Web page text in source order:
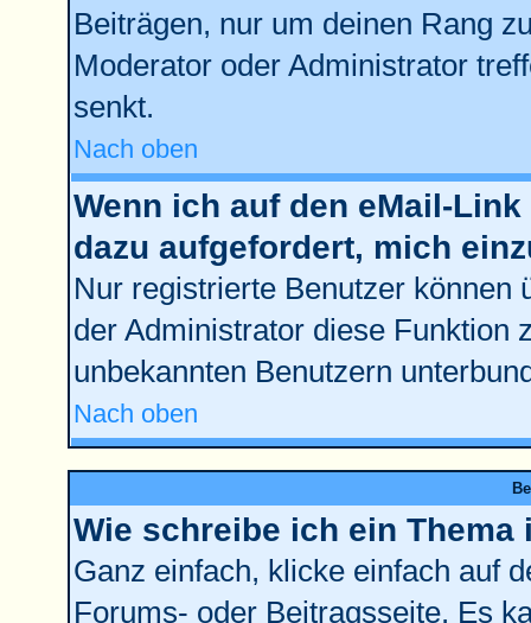
Beiträgen, nur um deinen Rang
Moderator oder Administrator
senkt.
Nach oben
Wenn ich auf den eMail-
dazu aufgefordert, mich
Nur registrierte Benutzer können
der Administrator diese Funktion
unbekannten Benutzern
Nach oben
Wie schreibe ich ein Thema
Ganz einfach, klicke einfach auf
Forums- oder Beitragsseite. Es